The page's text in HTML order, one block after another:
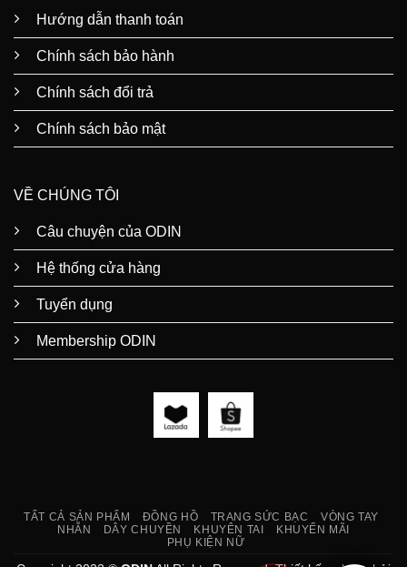
Hướng dẫn thanh toán
Chính sách bảo hành
Chính sách đổi trả
Chính sách bảo mật
VỀ CHÚNG TÔI
Câu chuyện của ODIN
Hệ thống cửa hàng
Tuyển dụng
Membership ODIN
TẤT CẢ SẢN PHẨM ĐỒNG HỒ TRANG SỨC BẠC
VÒNG TAY
NHẪN
DÂY CHUYỀN KHUYÊN TAI
KHUYẾN MÃI
PHỤ KIỆN NỮ